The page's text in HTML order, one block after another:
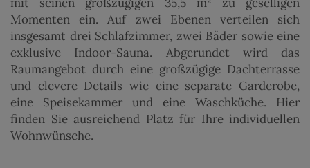
Momenten ein. Auf zwei Ebenen verteilen sich
insgesamt drei Schlafzimmer, zwei Bäder sowie eine
exklusive Indoor-Sauna. Abgerundet wird das
Raumangebot durch eine großzügige Dachterrasse
und clevere Details wie eine separate Garderobe,
eine Speisekammer und eine Waschküche. Hier
finden Sie ausreichend Platz für Ihre individuellen
Wohnwünsche.